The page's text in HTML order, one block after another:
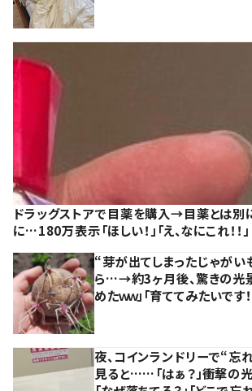
ドラッグストアで目薬を購入→目薬とは別
に…180万表示「ほしい！」「え、なにこれ！！」
“芽が出てしまったじゃがい
ら…→約3ヶ月後、驚きの光
めたｗｗ」「育ててみたいです！
夜、コインランドリーで“忘
見ると……「はぁ？」衝撃の光